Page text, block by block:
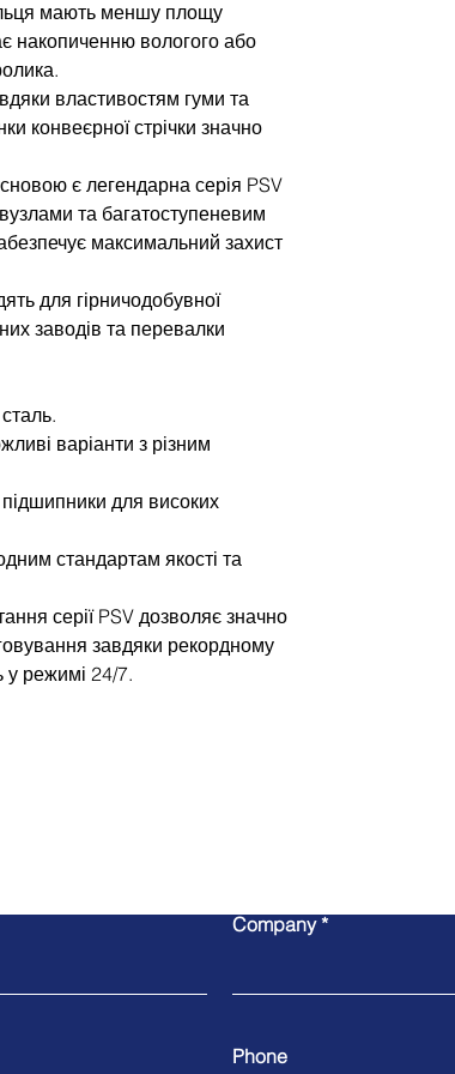
мають меншу площу
накопиченню вологого або
властивостям гуми та
конвеєрної стрічки значно
є легендарна серія PSV
та багатоступеневим
максимальний захист
для гірничодобувної
заводів та перевалки
варіанти з різним
для високих
стандартам якості та
серії PSV дозволяє значно
завдяки рекордному
у режимі 24/7.
Company
Phone